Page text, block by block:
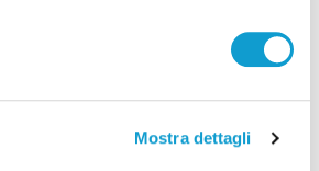
Mostra dettagli